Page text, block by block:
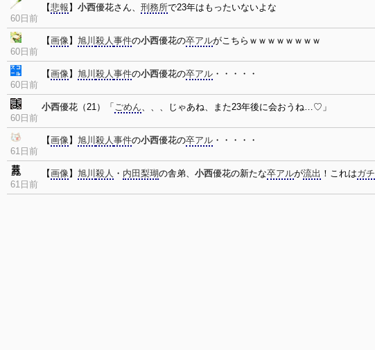
60日前
【悲報 】 小西優花さん、 刑務所で23年はもったいないよな
60日前
【画像】 旭川 殺人事件の小西優花の卒アルがこちらｗｗｗｗｗｗｗｗ
60日前
【画像】 旭川 殺人事件の小西優花の卒アル ・・・・・
60日前
小西優花（21）「 ごめん、、、じゃあね、また23年後に会おうね…♡」
61日前
【画像】 旭川 殺人事件の小西優花の卒アル ・・・・・
61日前
【画像】 旭川 殺人 ・ 内田梨瑚の舎弟、 小西優花の新たな卒アルが流出 ！これはガチ